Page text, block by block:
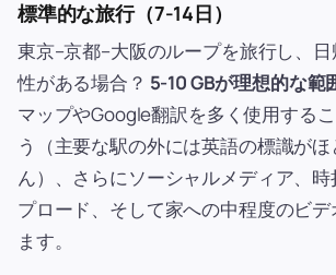
標準的な旅行（7-14日）
東京–京都–大阪のループを旅行し、
性がある場合？ 5-10 GBが理想的な範
マップやGoogle翻訳を多く使用する
う（主要な駅の外には英語の標識が
ん）、さらにソーシャルメディア、時
プロード、そして家への中程度のビ
ます。